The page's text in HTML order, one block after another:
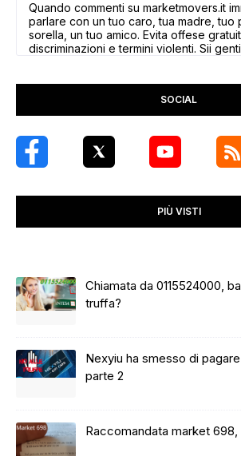
Quando commenti su marketmovers.it
parlare con un tuo caro, tua madre, tuo
sorella, un tuo amico. Evita offese
discriminazioni e termini violenti. Sii
SOCIAL
PIÙ VISTI
Chiamata da 0115524000,
truffa?
Nexyiu ha smesso di
parte 2
Raccomandata market